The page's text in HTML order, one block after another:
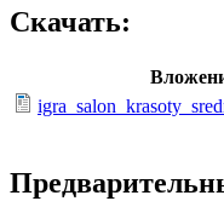
Скачать: